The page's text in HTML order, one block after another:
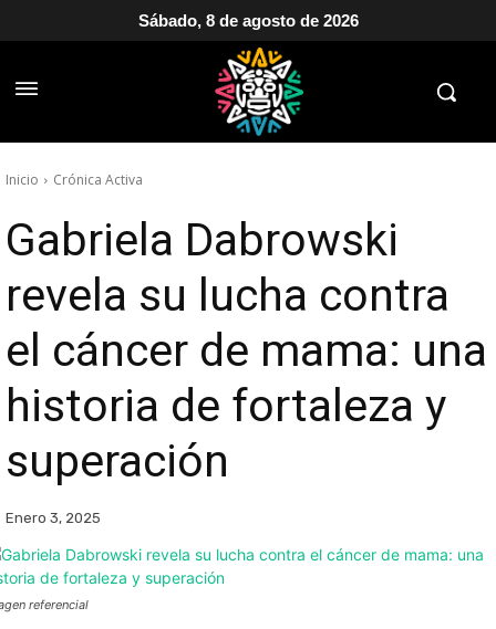
Sábado, 8 de agosto de 2026
Inicio Crónica Activa
Gabriela Dabrowski
revela su lucha contra
el cáncer de mama: una
historia de fortaleza y
superación
Enero 3, 2025
referencial